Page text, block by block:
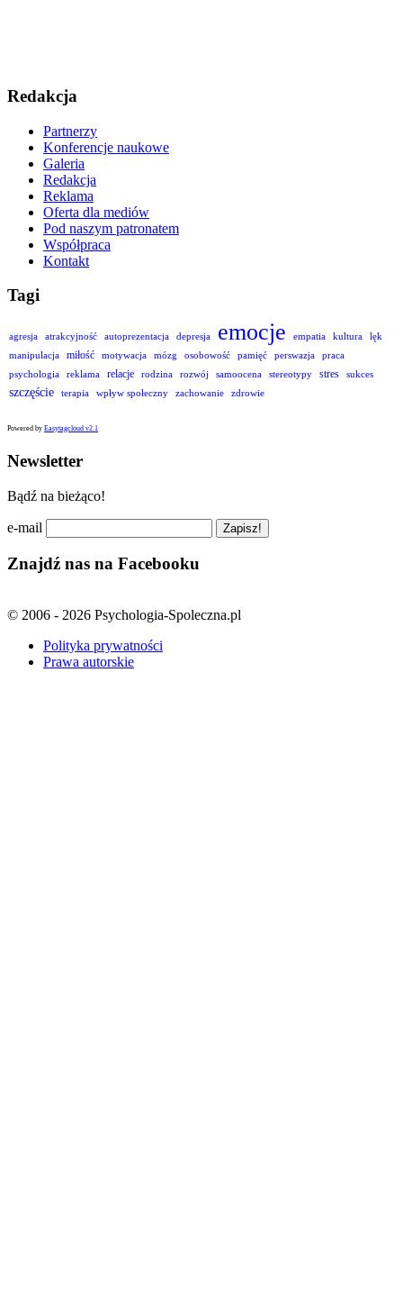
Redakcja
Partnerzy
Konferencje naukowe
Galeria
Redakcja
Reklama
Oferta dla mediów
Pod naszym patronatem
Współpraca
Kontakt
Tagi
agresja atrakcyjność autoprezentacja depresja emocje empatia kultura
lęk
manipulacja
miłość motywacja mózg osobowość pamięć perswazja
praca
psychologia
reklama relacje rodzina rozwój samoocena stereotypy stres sukces
szczęście terapia wpływ społeczny zachowanie zdrowie
Powered by Easytagcloud v2.1
Newsletter
Bądź na bieżąco!
e-mail
Znajdź nas na Facebooku
© 2006 - 2026 Psychologia-Spoleczna.pl
Polityka prywatności
Prawa autorskie